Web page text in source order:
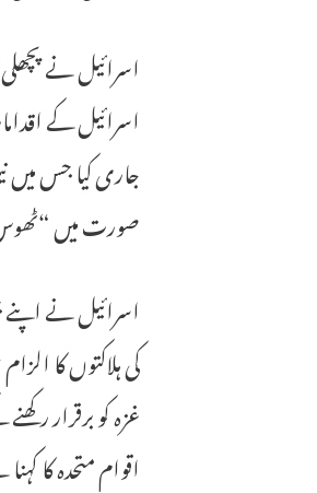
اسرائیل نے
اسرائیل کے
جاری کیا جس میں
صورت میں
اسرائیل نے اپنے
کی ہلاکتوں کا
غزہ کو برقرار
اقوام متحدہ کا